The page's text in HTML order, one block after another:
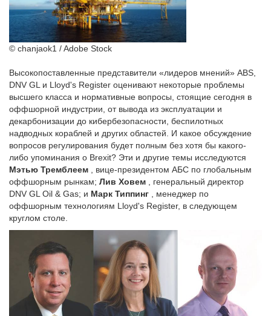
© chanjaok1 / Adobe Stock
Высокопоставленные представители «лидеров мнений» ABS,
DNV GL и Lloyd's Register оценивают некоторые проблемы
высшего класса и нормативные вопросы, стоящие сегодня в
оффшорной индустрии, от вывода из эксплуатации и
декарбонизации до кибербезопасности, беспилотных
надводных кораблей и других областей. И какое обсуждение
вопросов регулирования будет полным без хотя бы какого-
либо упоминания о Brexit? Эти и другие темы исследуются
Мэтью Тремблеем , вице-президентом АБС по глобальным
оффшорным рынкам; Лив Ховем , генеральный директор
DNV GL Oil & Gas; и Марк Типпинг , менеджер по
оффшорным технологиям Lloyd's Register, в следующем
круглом столе.